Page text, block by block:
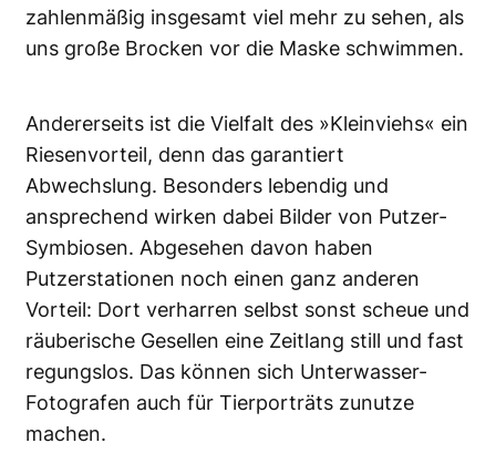
zahlenmäßig insgesamt viel mehr zu sehen, als
uns große Brocken vor die Maske schwimmen.
Andererseits ist die Vielfalt des »Kleinviehs« ein
Riesenvorteil, denn das garantiert
Abwechslung. Besonders lebendig und
ansprechend wirken dabei Bilder von Putzer-
Symbiosen. Abgesehen davon haben
Putzerstationen noch einen ganz anderen
Vorteil: Dort verharren selbst sonst scheue und
räuberische Gesellen eine Zeitlang still und fast
regungslos. Das können sich Unterwasser-
Fotografen auch für Tierporträts zunutze
machen.